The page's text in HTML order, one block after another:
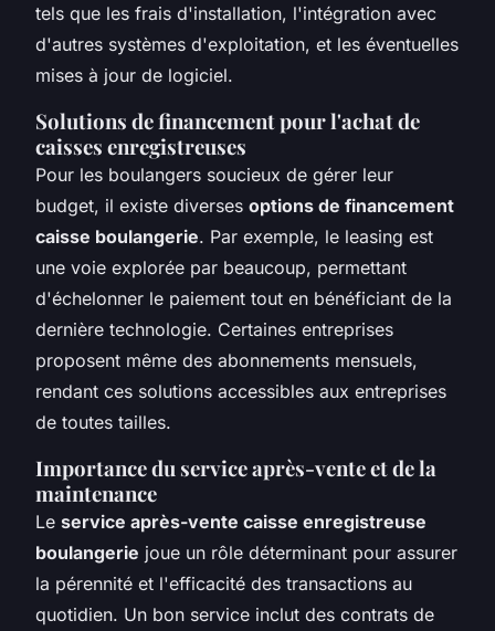
tels que les frais d'installation, l'intégration avec
d'autres systèmes d'exploitation, et les éventuelles
mises à jour de logiciel.
Solutions de financement pour l'achat de
caisses enregistreuses
Pour les boulangers soucieux de gérer leur
budget, il existe diverses options de financement
caisse boulangerie. Par exemple, le leasing est
une voie explorée par beaucoup, permettant
d'échelonner le paiement tout en bénéficiant de la
dernière technologie. Certaines entreprises
proposent même des abonnements mensuels,
rendant ces solutions accessibles aux entreprises
de toutes tailles.
Importance du service après-vente et de la
maintenance
Le service après-vente caisse enregistreuse
boulangerie joue un rôle déterminant pour assurer
la pérennité et l'efficacité des transactions au
quotidien. Un bon service inclut des contrats de